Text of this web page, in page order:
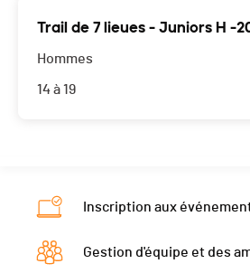
Trail de 7 lieues - Juniors H -
Hommes
14 à 19
Inscription aux
Gestion d'équipe et des